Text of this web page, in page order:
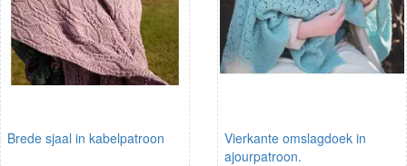
Brede sjaal in kabelpatroon
Vierkante omslagdoek in
ajourpatroon.